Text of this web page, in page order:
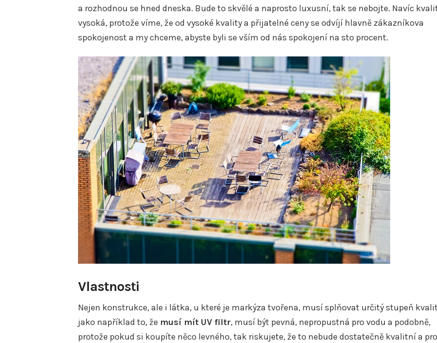
a rozhodnou se hned dneska. Bude to skvělé a naprosto luxusní, tak se nebojte. Navíc
vysoká, protože víme, že od vysoké kvality a přijatelné ceny se odvíjí hlavně zákazníkova
spokojenost a my chceme, abyste byli se vším od nás spokojení na sto procent.
Vlastnosti
Nejen konstrukce, ale i látka, u které je markýza tvořena, musí splňovat určitý stupeň
jako například to, že musí mít UV filtr, musí být pevná, nepropustná pro vodu a podobně,
protože pokud si koupíte něco levného, tak riskujete, že to nebude dostatečně kvalitní a